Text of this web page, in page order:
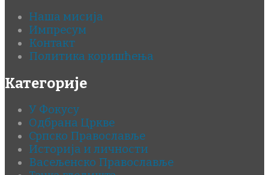
Наша мисија
Импресум
Контакт
Политика коришћења
Категорије
У Фокусу
Одбрана Цркве
Српско Православље
Историја и личности
Васељенско Православље